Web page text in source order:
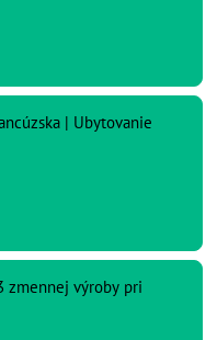
| Ubytovanie
zmennej výroby pri